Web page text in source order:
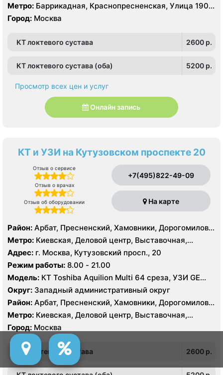
Метро: Баррикадная, Краснопресненская, Улица 1905
года
Город: Москва
КТ локтевого сустава 2600 p.
КТ локтевого сустава (оба) 5200 p.
Просмотр всех цен и услуг
Онлайн запись
КТ и УЗИ на Кутузовском проспекте 20
Отзыв о сервисе
Отзыв о врачах
Отзыв об оборудовании
+7(495)822-49-09
На карте
Район: Арбат, Пресненский, Хамовники, Дорогомилово,
Фили-Давыдково
Метро: Киевская, Деловой центр, Выставочная,
Баррикадная, Краснопресненская, Международная,
Парк Победы, Смоленская, Студенческая
Адрес: г. Москва, Кутузовский просп., 20
Режим работы: 8.00 - 21.00
Модель: КТ Toshiba Aquilion Multi 64 среза, УЗИ GE
Logiq E9
Округ: Западный административный округ
Район: Арбат, Пресненский, Хамовники, Дорогомилово,
Фили-Давыдково
Метро: Киевская, Деловой центр, Выставочная,
Баррикадная, Краснопресненская, Международная,
Парк Победы, Смоленская, Студенческая
Город: Москва
КТ локтевого сустава 2600 p.